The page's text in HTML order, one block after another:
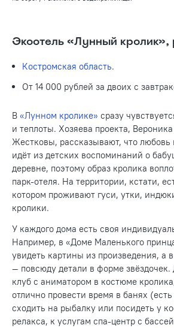
Экоотель «Лунный
Костромская область.
От 14 000 рублей за двоих с
В «Лунном кролике» сразу
и теплоты. Хозяева проекта,
Жестковы, рассказывают, что любовь
идёт из детских воспоминаний о
деревне, поэтому образ кролика
парк-отеля. На территории, кстати,
котором проживают гуси, утки,
кролики.
У каждого дома есть своя
Например, в «Доме Маленького
увидеть картины из произведения, а
— повсюду детали в форме звёздочек.
клуб с аниматором в костюме
отлично провести время в банях
сходить на рыбалку или посидеть у
релакса, к услугам спа-центр с